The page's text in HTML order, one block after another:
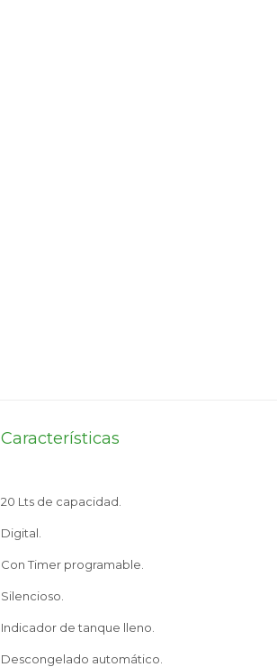
Características
20 Lts de capacidad.
Digital.
Con Timer programable.
Silencioso.
Indicador de tanque lleno.
Descongelado automático.